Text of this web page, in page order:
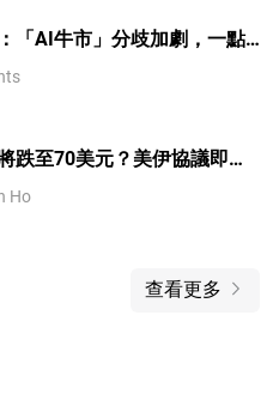
「AI牛市」分歧加劇，一點
調整難以避免？
跌至70美元？美伊協議即將
心衝突再起
Ho
查看更多